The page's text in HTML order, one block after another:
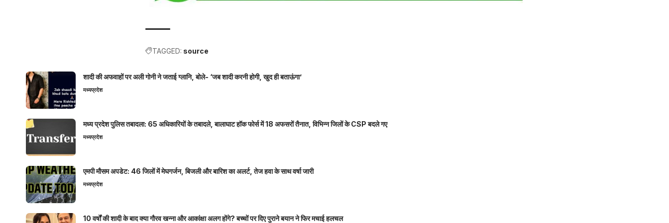
TAGGED: source
शादी की अफवाहों पर अली गोनी ने जताई ग्लानि, बोले- ‘जब शादी करनी होगी, खुद ही बताऊंगा’
मध्यप्रदेश
मध्य प्रदेश पुलिस तबादला: 65 अधिकारियों के तबादले, बालाघाट हॉक फोर्स में 18 अफसरों तैनात, विभिन्न जिलों के CSP बदले गए
मध्यप्रदेश
एमपी मौसम अपडेट: 46 जिलों में मेघगर्जन, बिजली और बारिश का अलर्ट, तेज हवा के साथ वर्षा जारी
मध्यप्रदेश
10 वर्षों की शादी के बाद क्या गौरव खन्ना और आकांक्षा अलग होंगे? बच्चों पर दिए पुराने बयान ने फिर मचाई हलचल